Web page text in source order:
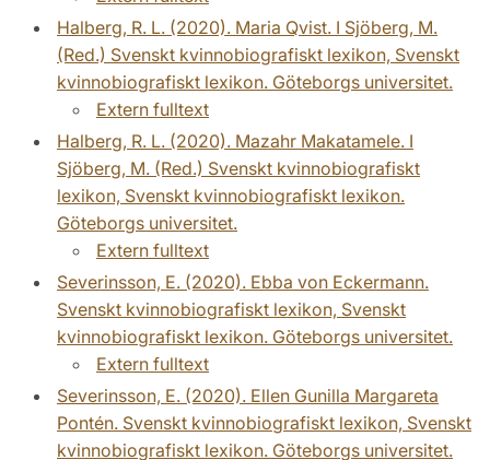
Halberg, R. L. (2020). Maria Qvist. I Sjöberg, M.
(Red.) Svenskt kvinnobiografiskt lexikon, Svenskt
kvinnobiografiskt lexikon. Göteborgs universitet.
Extern fulltext
Halberg, R. L. (2020). Mazahr Makatamele. I
Sjöberg, M. (Red.) Svenskt kvinnobiografiskt
lexikon, Svenskt kvinnobiografiskt lexikon.
Göteborgs universitet.
Extern fulltext
Severinsson, E. (2020). Ebba von Eckermann.
Svenskt kvinnobiografiskt lexikon, Svenskt
kvinnobiografiskt lexikon. Göteborgs universitet.
Extern fulltext
Severinsson, E. (2020). Ellen Gunilla Margareta
Pontén. Svenskt kvinnobiografiskt lexikon, Svenskt
kvinnobiografiskt lexikon. Göteborgs universitet.